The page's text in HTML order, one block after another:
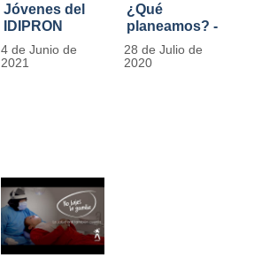
Jóvenes del
IDIPRON
comprometidos
con la
4 de Junio de
2021
¿Qué
planeamos? -
Por Carlos
Marín, director
28 de Julio de
2020